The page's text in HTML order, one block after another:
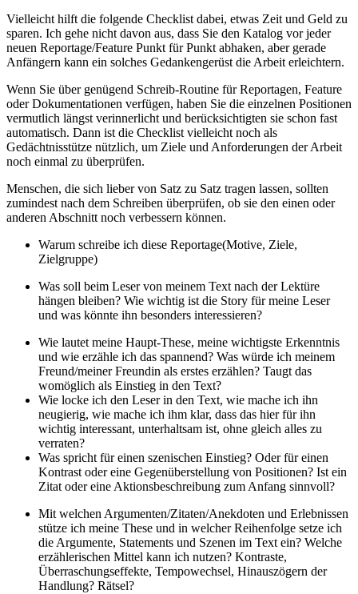
Vielleicht hilft die folgende Checklist dabei, etwas Zeit und Geld zu
sparen. Ich gehe nicht davon aus, dass Sie den Katalog vor jeder
neuen Reportage/Feature Punkt für Punkt abhaken, aber gerade
Anfängern kann ein solches Gedankengerüst die Arbeit erleichtern.
Wenn Sie über genügend Schreib-Routine für Reportagen, Feature
oder Dokumentationen verfügen, haben Sie die einzelnen Positionen
vermutlich längst verinnerlicht und berücksichtigten sie schon fast
automatisch. Dann ist die Checklist vielleicht noch als
Gedächtnisstütze nützlich, um Ziele und Anforderungen der Arbeit
noch einmal zu überprüfen.
Menschen, die sich lieber von Satz zu Satz tragen lassen, sollten
zumindest nach dem Schreiben überprüfen, ob sie den einen oder
anderen Abschnitt noch verbessern können.
Warum schreibe ich diese Reportage(Motive, Ziele,
Zielgruppe)
Was soll beim Leser von meinem Text nach der Lektüre
hängen bleiben? Wie wichtig ist die Story für meine Leser
und was könnte ihn besonders interessieren?
Wie lautet meine Haupt-These, meine wichtigste Erkenntnis
und wie erzähle ich das spannend? Was würde ich meinem
Freund/meiner Freundin als erstes erzählen? Taugt das
womöglich als Einstieg in den Text?
Wie locke ich den Leser in den Text, wie mache ich ihn
neugierig, wie mache ich ihm klar, dass das hier für ihn
wichtig interessant, unterhaltsam ist, ohne gleich alles zu
verraten?
Was spricht für einen szenischen Einstieg? Oder für einen
Kontrast oder eine Gegenüberstellung von Positionen? Ist ein
Zitat oder eine Aktionsbeschreibung zum Anfang sinnvoll?
Mit welchen Argumenten/Zitaten/Anekdoten und Erlebnissen
stütze ich meine These und in welcher Reihenfolge setze ich
die Argumente, Statements und Szenen im Text ein? Welche
erzählerischen Mittel kann ich nutzen? Kontraste,
Überraschungseffekte, Tempowechsel, Hinauszögern der
Handlung? Rätsel?